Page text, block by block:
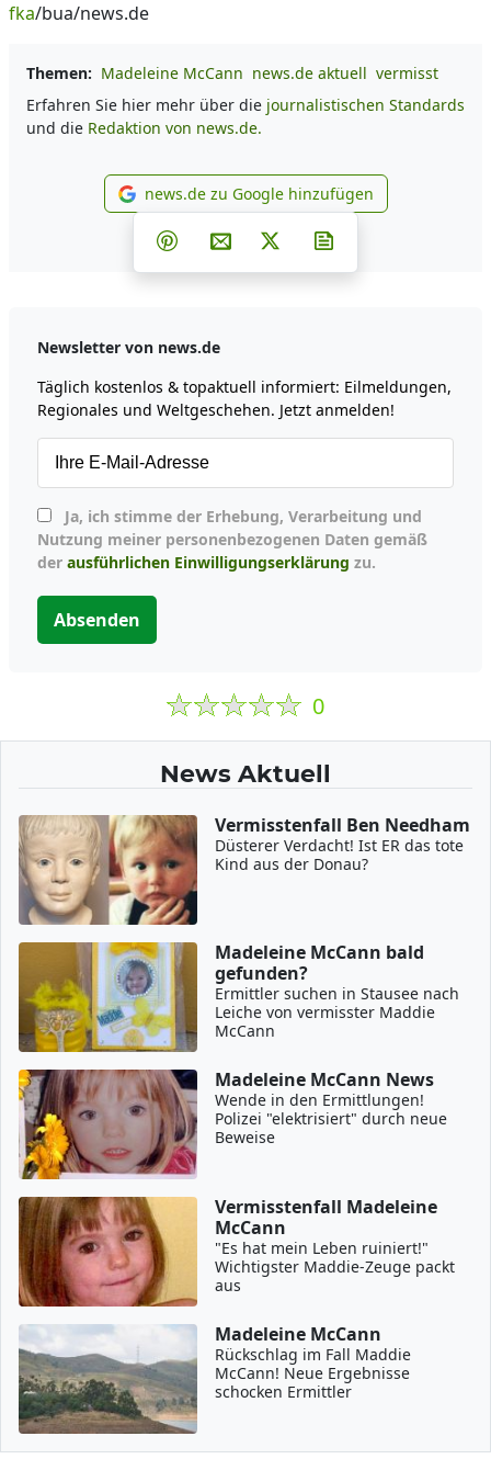
fka/bua/news.de
Themen: Madeleine McCann news.de aktuell vermisst
Erfahren Sie hier mehr über die journalistischen Standards
und die Redaktion von news.de.
news.de zu Google
news.de zu Google hinzufügen
Teilen auf Facebook
Teilen auf Whatsapp
Teilen auf Telegram
Teilen auf Pinterest
Per E-Mail teilen
Post auf X
Newsletter von news.de
Täglich kostenlos & topaktuell informiert: Eilmeldungen,
Regionales und Weltgeschehen. Jetzt anmelden!
Nutzung meiner personenbezogenen Daten gemäß
der ausführlichen Einwilligungserklärung zu.
Absenden
0
News Aktuell
Vermisstenfall Ben Needham
Düsterer Verdacht! Ist ER das tote
Kind aus der Donau?
Madeleine McCann bald
gefunden?
Ermittler suchen in Stausee nach
Leiche von vermisster Maddie
McCann
Madeleine McCann News
Wende in den Ermittlungen!
Polizei "elektrisiert" durch neue
Beweise
Vermisstenfall Madeleine
McCann
"Es hat mein Leben ruiniert!"
Wichtigster Maddie-Zeuge packt
aus
Madeleine McCann
Rückschlag im Fall Maddie
McCann! Neue Ergebnisse
schocken Ermittler